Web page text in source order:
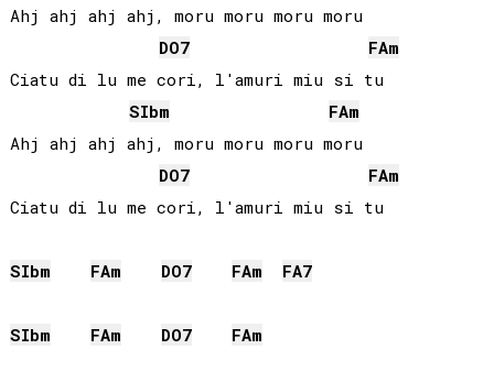
Ahj ahj ahj ahj, moru moru moru moru
DO7 FAm
Ciatu di lu me cori, l'amuri miu si tu
SIbm FAm
Ahj ahj ahj ahj, moru moru moru moru
DO7 FAm
Ciatu di lu me cori, l'amuri miu si tu
SIbm FAm DO7 FAm FA7
SIbm FAm DO7 FAm